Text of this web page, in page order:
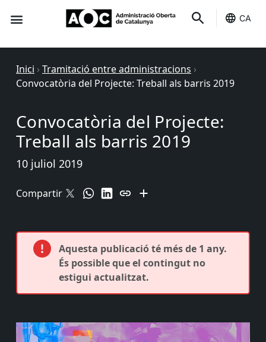
CA
Inici › Tramitació entre administracions ›
Convocatòria del Projecte: Treball als barris 2019
Convocatòria del Projecte:
Treball als barris 2019
10 juliol 2019
Compartir
Aquesta publicació té més de 1 any.
És possible que el contingut no
estigui actualitzat.